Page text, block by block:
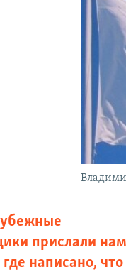
прислали нам
написано, что